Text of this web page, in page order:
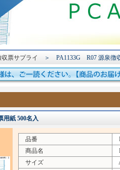
票サプライ ＞ PA1133G R07 源泉徴
用紙 500名入
品番
商品名
サイズ